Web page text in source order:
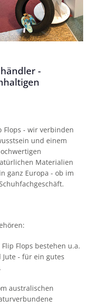
-
Flops - wir verbinden
und einem
Materialien
ganz Europa - ob im
Flip Flops bestehen u.a.
Jute - für ein gutes
australischen